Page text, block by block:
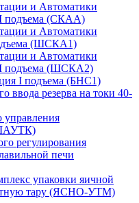
и Автоматики
подъема (СКАА)
и Автоматики
(ШСКА1)
и Автоматики
подъема (ШСКА2)
I подъема (БНС1)
ввода резерва на токи 40-
управления
регулирования
печи
упаковки яичной
тару (ЯСНО-УТМ)